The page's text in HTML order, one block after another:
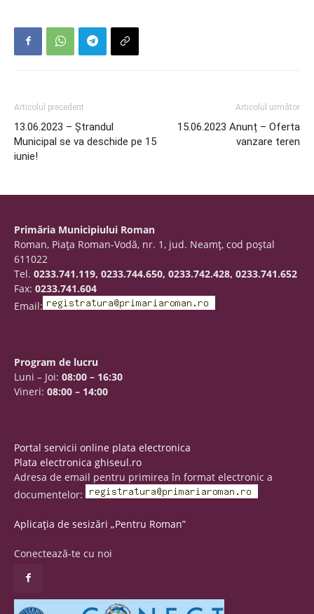
Articolul precedent
13.06.2023 – Ștrandul
Municipal se va deschide pe 15
iunie!
Articolul următor
15.06.2023 Anunț – Oferta
vanzare teren
Primăria Municipiului Roman
Roman, Piaţa Roman-Vodă, nr. 1, jud. Neamţ, cod poştal
611022
Tel. 0233.741.119, 0233.744.650, 0233.742.428, 0233.741.652
Fax: 0233.741.604
Email:
Program de lucru
Luni – Joi: 08:00 – 16:30
Vineri: 08:00 – 14:00
Portal servicii online plata electronica
Plata electronica ghiseul.ro
Adresa de email pentru primirea în format electronic a
documentelor:
Aplicația de sesizări „Pentru Roman”
Conectează-te cu noi